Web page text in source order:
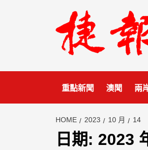
重點新聞 澳聞 兩
HOME 2023 10 月 14
日期: 2023